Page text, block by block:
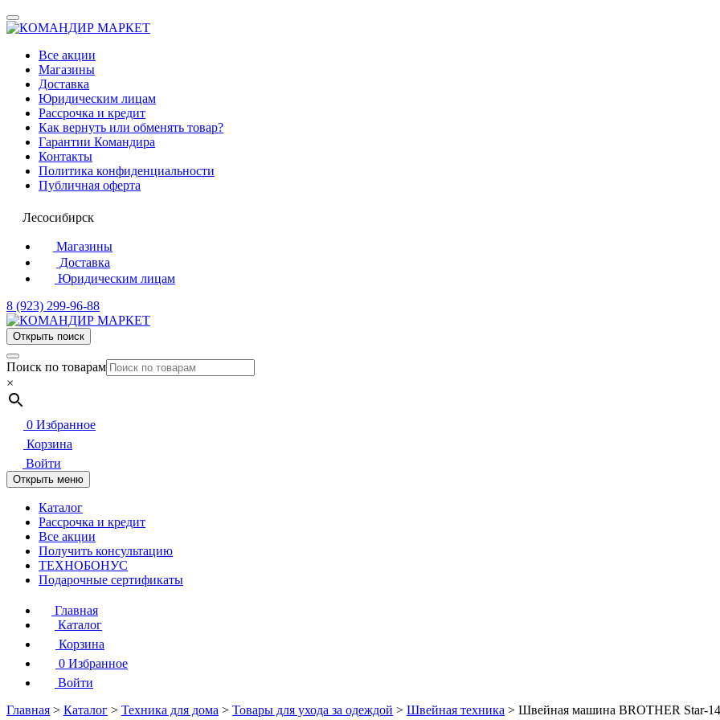
Все акции
Магазины
Доставка
Юридическим лицам
Рассрочка и кредит
Как вернуть или обменять товар?
Гарантии Командира
Контакты
Политика конфиденциальности
Публичная оферта
Лесосибирск
Магазины
Доставка
Юридическим лицам
8 (923) 299-96-88
Открыть поиск
Поиск по товарам
×
0 Избранное
Корзина
Войти
Открыть меню
Каталог
Рассрочка и кредит
Все акции
Получить консультацию
ТЕХНОБОНУС
Подарочные сертификаты
Главная
Каталог
Корзина
0 Избранное
Войти
Главная > Каталог > Техника для дома > Товары для ухода за одеждой > Швейная техника > Швейная машина BROTHER Star-